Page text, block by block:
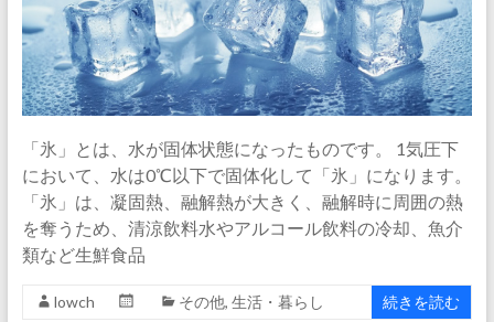
「氷」とは、水が固体状態になったものです。 1気圧下
において、水は0℃以下で固体化して「氷」になります。
「氷」は、凝固熱、融解熱が大きく、融解時に周囲の熱
を奪うため、清涼飲料水やアルコール飲料の冷却、魚介
類など生鮮食品
lowch その他, 生活・暮らし 続きを読む